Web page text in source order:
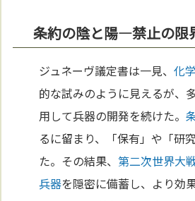
条約の陰と陽—禁止の限
ジュネーヴ議定書は一見、化
的な試みのように見えるが、
用して兵器の開発を続けた。
るに留まり、「保有」や「研
た。その結果、第二次世界大
兵器を隠密に備蓄し、より効